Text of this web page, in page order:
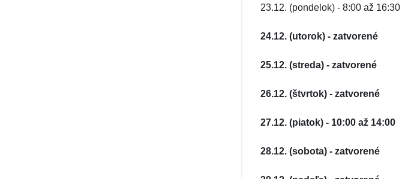
23.12. (pondelok) - 8:00 až 16:30
24.12. (utorok) - zatvorené
25.12. (streda) - zatvorené
26.12. (štvrtok) - zatvorené
27.12. (piatok) - 10:00 až 14:00
28.12. (sobota) - zatvorené